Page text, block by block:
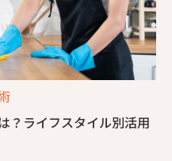
？ライフスタイル別活用